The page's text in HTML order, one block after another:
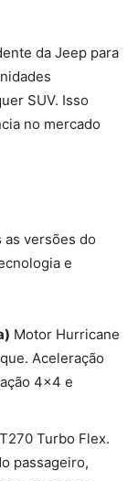
da Jeep para
SUV. Isso
no mercado
as versões do
e
Motor Hurricane
Aceleração
4×4 e
Turbo Flex.
passageiro,